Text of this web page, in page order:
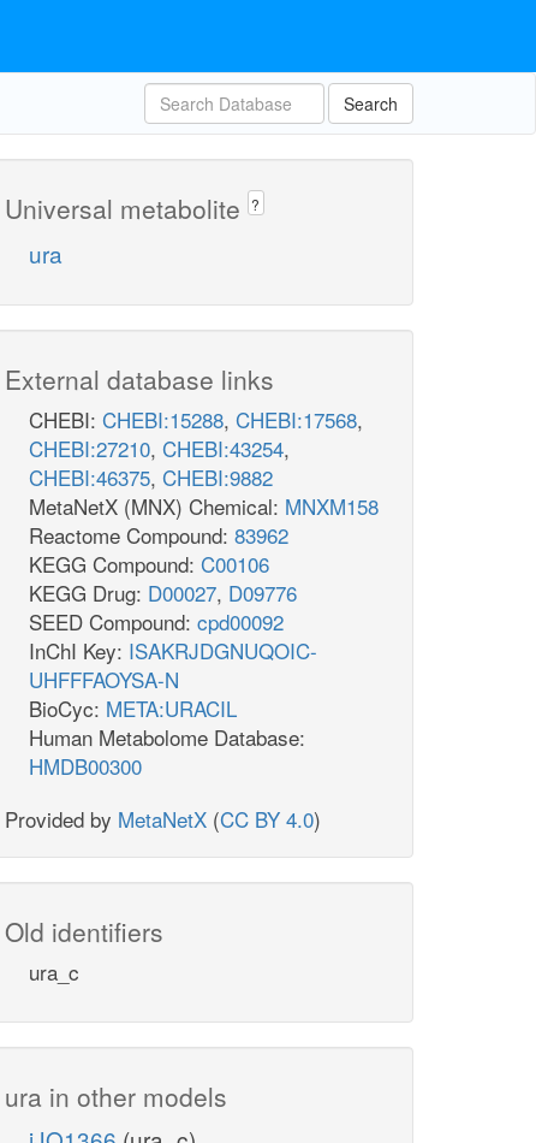
Search
Universal metabolite ?
ura
External database links
CHEBI: CHEBI:15288, CHEBI:17568,
CHEBI:27210, CHEBI:43254,
CHEBI:46375, CHEBI:9882
MetaNetX (MNX) Chemical: MNXM158
Reactome Compound: 83962
KEGG Compound: C00106
KEGG Drug: D00027, D09776
SEED Compound: cpd00092
InChI Key: ISAKRJDGNUQOIC-
UHFFFAOYSA-N
BioCyc: META:URACIL
Human Metabolome Database:
HMDB00300
Provided by MetaNetX (CC BY 4.0)
Old identifiers
ura_c
ura in other models